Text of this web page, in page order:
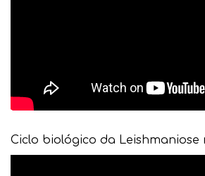
Ciclo biológico da Leishmaniose